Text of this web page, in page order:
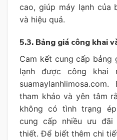
cao, giúp máy lạnh của
và hiệu quả.
5.3. Bảng giá công khai
Cam kết cung cấp
lạnh được công khai
tham khảo và yên tâm
không có tình trạng
cung cấp nhiều ưu đãi
thiết. Để biết thêm chi